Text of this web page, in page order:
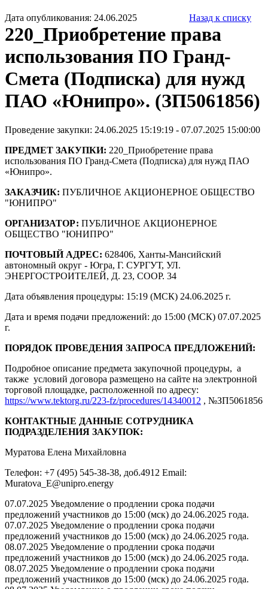
Дата опубликования: 24.06.2025 Назад к списку
220_Приобретение права
использования ПО Гранд-
Смета (Подписка) для нужд
ПАО «Юнипро». (ЗП5061856)
Проведение закупки: 24.06.2025 15:19:19 - 07.07.2025 15:00:00
ПРЕДМЕТ ЗАКУПКИ: 220_Приобретение права
использования ПО Гранд-Смета (Подписка) для нужд ПАО
«Юнипро».
ЗАКАЗЧИК: ПУБЛИЧНОЕ АКЦИОНЕРНОЕ ОБЩЕСТВО
"ЮНИПРО"
ОРГАНИЗАТОР: ПУБЛИЧНОЕ АКЦИОНЕРНОЕ
ОБЩЕСТВО "ЮНИПРО"
ПОЧТОВЫЙ АДРЕС: 628406, Ханты-Мансийский
автономный округ - Югра, Г. СУРГУТ, УЛ.
ЭНЕРГОСТРОИТЕЛЕЙ, Д. 23, СООР. 34
Дата объявления процедуры: 15:19 (МСК) 24.06.2025 г.
Дата и время подачи предложений: до 15:00 (МСК) 07.07.2025
г.
ПОРЯДОК ПРОВЕДЕНИЯ ЗАПРОСА ПРЕДЛОЖЕНИЙ:
Подробное описание предмета закупочной процедуры, а
также условий договора размещено на сайте на электронной
торговой площадке, расположенной по адресу:
https://www.tektorg.ru/223-fz/procedures/14340012 , №ЗП5061856
КОНТАКТНЫЕ ДАННЫЕ СОТРУДНИКА
ПОДРАЗДЕЛЕНИЯ ЗАКУПОК:
Муратова Елена Михайловна
Телефон: +7 (495) 545-38-38, доб.4912 Email:
Muratova_E@unipro.energy
07.07.2025 Уведомление о продлении срока подачи
предложений участников до 15:00 (мск) до 24.06.2025 года.
07.07.2025 Уведомление о продлении срока подачи
предложений участников до 15:00 (мск) до 24.06.2025 года.
08.07.2025 Уведомление о продлении срока подачи
предложений участников до 15:00 (мск) до 24.06.2025 года.
08.07.2025 Уведомление о продлении срока подачи
предложений участников до 15:00 (мск) до 24.06.2025 года.